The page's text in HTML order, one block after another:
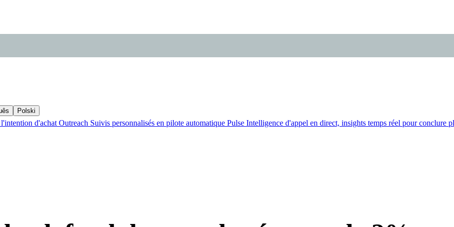
d'achat Outreach Suivis personnalisés en pilote automatique Pulse Intelligence d'appel en direct, insights temps réel pour conclure
Polski